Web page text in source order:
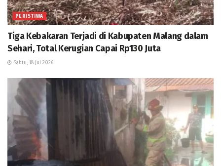
PERISTIWA
Tiga Kebakaran Terjadi di Kabupaten Malang dalam
Sehari, Total Kerugian Capai Rp130 Juta
Sabtu, 18 Jul 2026